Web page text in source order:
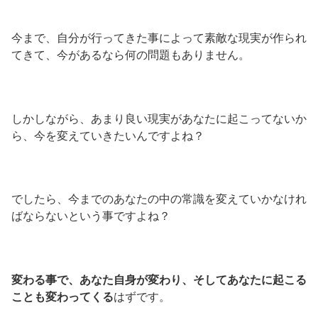
今まで、自分が行ってきた事によって素敵な現実が作られ
てきて、今があるなら何の問題もありません。
しかしながら、あまり良い現実があなたに起こってないか
ら、今を変えていきたいんですよね？
でしたら、今までのあなたの中の常識を変えていかなけれ
ばならないという事ですよね？
変わる事で、あなた自身が変わり、そしてあなたに起こる
ことも変わってくるはずです。